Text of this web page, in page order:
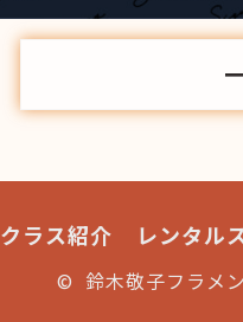
クラス紹介 レンタル
© 鈴木敬子フラメ